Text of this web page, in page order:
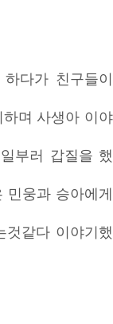
다가 친구들이
며 사생아 이야
부러 갑질을 했
민웅과 승아에게
것같다 이야기했